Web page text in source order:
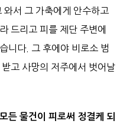
서 그 가축에게 안수하고
드리고 피를 제단 주변에
니다. 그 후에야 비로소 범
고 사망의 저주에서 벗어날
든 물건이 피 로써 정결케 되